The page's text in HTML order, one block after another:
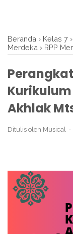
Beranda › Kelas 7 ›
Merdeka › RPP
Akhlak
Ditulis oleh Musical